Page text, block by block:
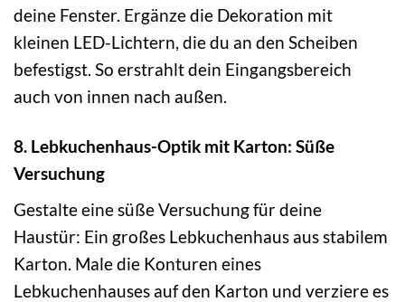
deine Fenster. Ergänze die Dekoration mit
kleinen LED-Lichtern, die du an den Scheiben
befestigst. So erstrahlt dein Eingangsbereich
auch von innen nach außen.
8. Lebkuchenhaus-Optik mit Karton: Süße
Versuchung
Gestalte eine süße Versuchung für deine
Haustür: Ein großes Lebkuchenhaus aus stabilem
Karton. Male die Konturen eines
Lebkuchenhauses auf den Karton und verziere es